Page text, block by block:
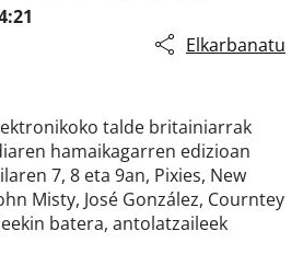
Elkarbanatu
talde britainiarrak
hamaikagarren edizioan
7, 8 eta 9an, Pixies, New
Misty, José González, Courntey
batera, antolatzaileek